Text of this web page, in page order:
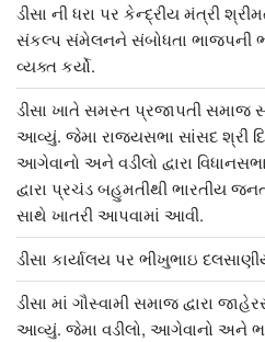
ડીસા ની ધરા પર કેન્દ્રીય મંત્રી
સંકલ્પ સંમેલનને સંબોધતા ભાજપની
વ્યક્ત કર્યો.
ડીસા ખાતે સમસ્ત પ્રજાપતી
આવ્યું. જેમા રાજ્યસભા સાંસદ શ્રી
આગેવાનો અને વડીલો દ્વારા
દ્વારા પ્રચંડ બહુમતીથી ભારતીય
સાથે ખાતરી આપવામાં આવી.
ડીસા કાર્યાલય પર ભીખુભાઇ
ડીસા માં ગૌસ્વામી સમાજ દ્વારા
આવ્યું. જેમા વડીલો, આગેવાનો અને